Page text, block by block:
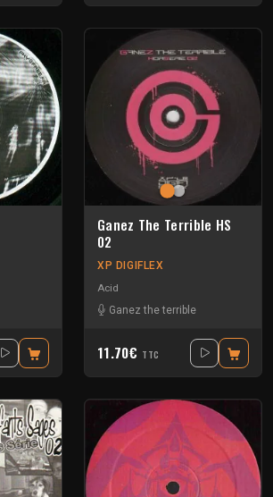
Ganez The Terrible HS
02
XP DIGIFLEX
Acid
Ganez the terrible
11.70€ TTC